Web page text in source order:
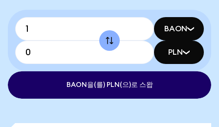
BAON
PLN
BAON을(를) PLN(으)로 스왑